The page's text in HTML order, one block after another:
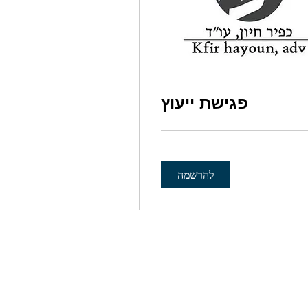
פגישת ייעוץ
להרשמה